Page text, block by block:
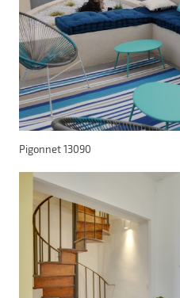
Pigonnet 13090